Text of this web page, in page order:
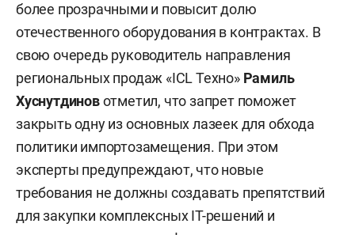
более прозрачными и повысит долю
отечественного оборудования в контрактах. В
свою очередь руководитель направления
региональных продаж «ICL Техно» Рамиль
Хуснутдиновотметил, что запрет поможет
закрыть одну из основных лазеек для обхода
политики импортозамещения. При этом
эксперты предупреждают, что новые
требования не должны создавать препятствий
для закупки комплексных IT-решений и